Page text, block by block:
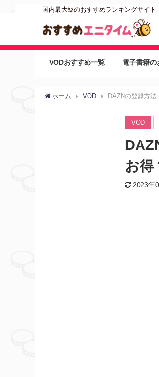
国内最大級のおすすめランキングサイト
VODおすすめ一覧 電子書籍の
ホーム VOD DAZNの登録方
VOD
お得
2023年